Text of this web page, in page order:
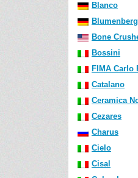
Blanco
Blumenberg
Bone
Bossini
FIMA Carlo
Catalano
Ceramica
Cezares
Charus
Cielo
Cisal